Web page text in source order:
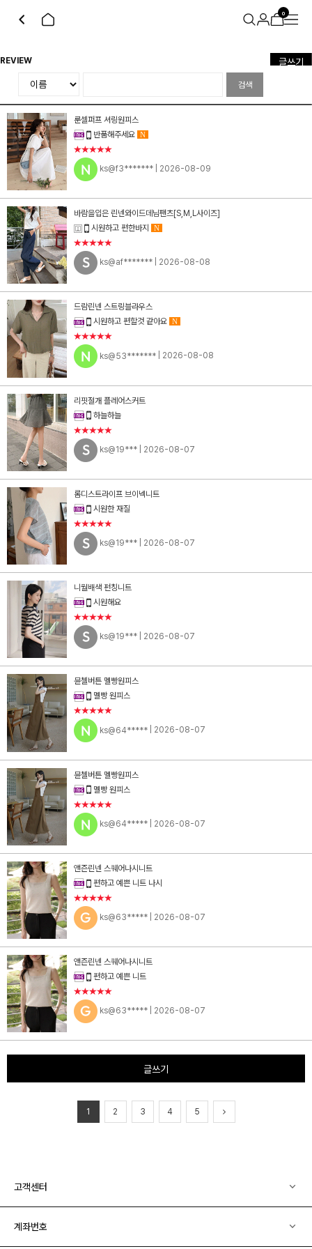
0
REVIEW 글쓰기
검색
룬셀퍼프 셔링원피스
반품해주세요 N
★★★★★
ks@f3*******
| 2026-08-09
바람을입은 린넨와이드데님팬츠[S,M,L사이즈]
시원하고 편한바지
N
★★★★★
ks@af*******
| 2026-08-08
드람린넨 스트링블라우스
시원하고 편할것 같아요 N
★★★★★
ks@53*******
| 2026-08-08
리핏절개 플레어스커트
하늘하늘
★★★★★
ks@19***
| 2026-08-07
롬디스트라이프 브이넥니트
시원한 재질
★★★★★
ks@19***
| 2026-08-07
니월배색 펀칭니트
시원해요
★★★★★
ks@19***
| 2026-08-07
뮨첼버튼 멜빵원피스
멜빵 원피스
★★★★★
ks@64*****
| 2026-08-07
뮨첼버튼 멜빵원피스
멜빵 원피스
★★★★★
ks@64*****
| 2026-08-07
앤즌린넨 스퀘어나시니트
편하고 예쁜 니트 나시
★★★★★
ks@63*****
| 2026-08-07
앤즌린넨 스퀘어나시니트
편하고 예쁜 니트
★★★★★
ks@63*****
| 2026-08-07
글쓰기
1 2 3 4 5
고객센터
계좌번호